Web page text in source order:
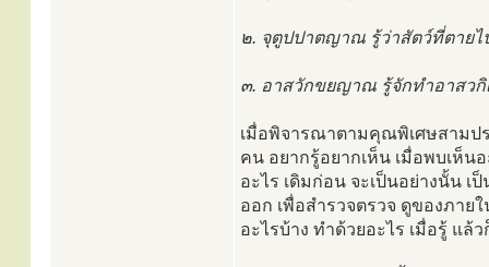
๒. จุตูปปาตญาณ รู้ว่าสัตว์ที่ตายไ
๓. อาสวักขยญาณ รู้จักทำอาสวกิ
เมื่อพิจารณาตามคุณพิเศษสามป
คน อยากรู้อยากเห็น เมื่อพบเห็น
อะไร เดิมก่อน จะเป็นอย่างนั้น
ออก เพื่อสำรวจตรวจ ดูของภาย
อะไรบ้าง ทำด้วยอะไร เมื่อรู้ แล้